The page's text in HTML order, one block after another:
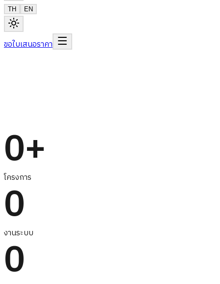
TH EN
ขอใบเสนอราคา
0+
โครงการ
0
งานระบบ
0